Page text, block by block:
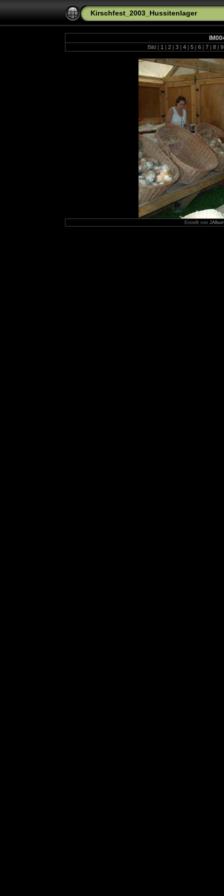
Kirschfest_2003_Hussitenlager
Bild | 1 | 2 | 3 | 4 | 5 | 6 | 7 | 8 |
Erstellt von